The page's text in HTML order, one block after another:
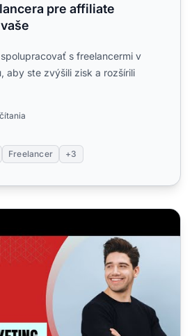
pre affiliate
s freelancermi v
aby ste zvýšili zisk a rozšírili
Freelancer +3
2023